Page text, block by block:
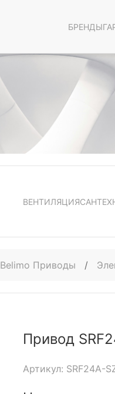
БРЕНДЫ
ВЕНТИЛЯЦИЯ
Belimo Приводы /
Привод
Артикул: SRF24A-